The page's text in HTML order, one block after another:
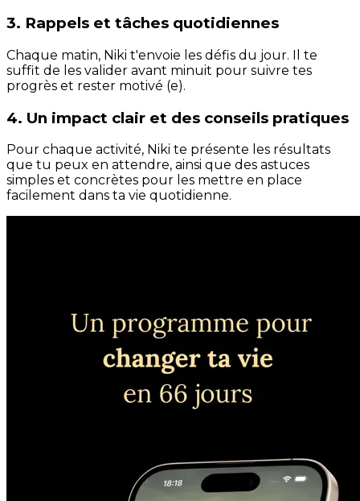
3. Rappels et tâches quotidiennes
Chaque matin, Niki t'envoie les défis du jour. Il te
suffit de les valider avant minuit pour suivre tes
progrès et rester motivé (e).
4. Un impact clair et des conseils pratiques
Pour chaque activité, Niki te présente les résultats
que tu peux en attendre, ainsi que des astuces
simples et concrètes pour les mettre en place
facilement dans ta vie quotidienne.